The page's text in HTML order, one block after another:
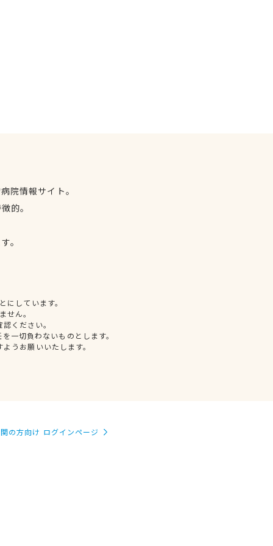
院情報サイト。
的。
。
しています。
せん。
ください。
一切負わないものとします。
うお願いいたします。
の方向け ログインページ